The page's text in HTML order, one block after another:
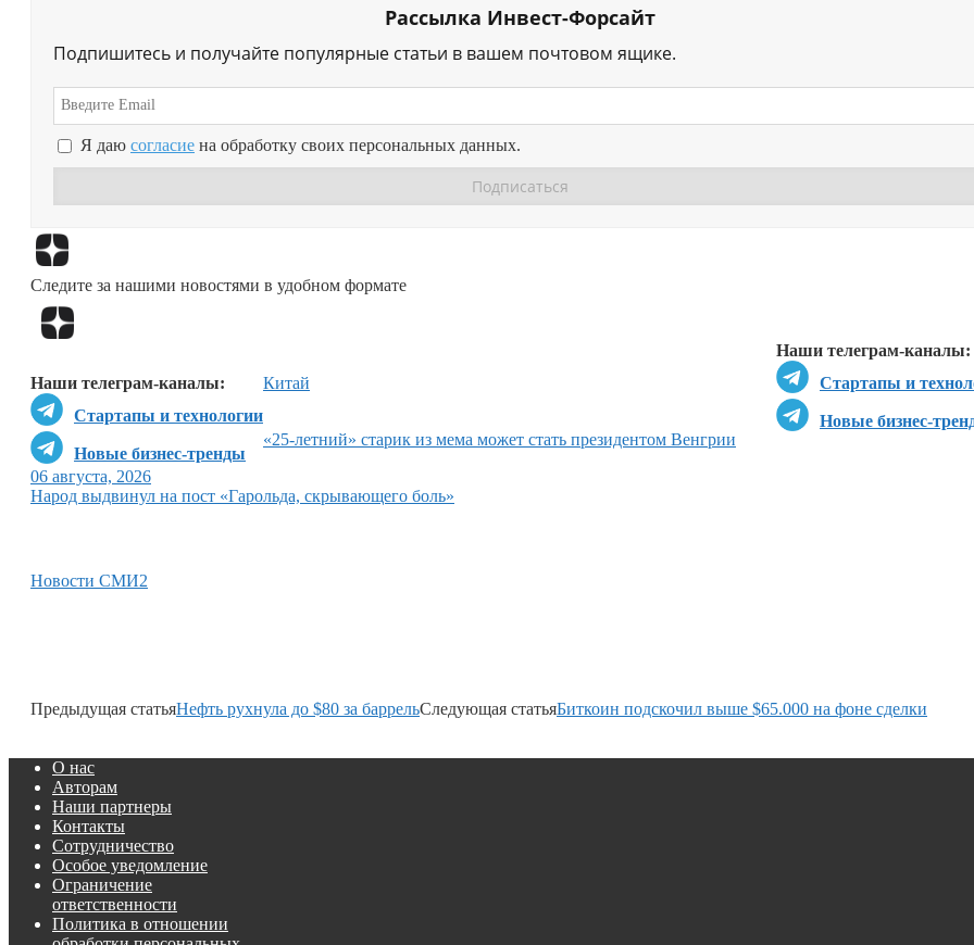
Рассылка Инвест-Форсайт
Подпишитесь и получайте популярные статьи в вашем почтовом ящике.
Я даю согласие на обработку своих персональных данных.
Следите за нашими новостями в удобном формате
Наши телеграм-каналы:
Стартапы и
Новые бизнес-
Наши телеграм-каналы:
Стартапы и технологии
Новые бизнес-тренды
Китай
«25-летний» старик из мема может стать президентом Венгрии
06 августа, 2026
Народ выдвинул на пост «Гарольда, скрывающего боль»
Новости СМИ2
Предыдущая статьяНефть рухнула до $80 за баррельСледующая статьяБиткоин подскочил выше $65.000 на фоне сделки
О нас
Авторам
Наши партнеры
Контакты
Сотрудничество
Особое уведомление
Ограничение
ответственности
Политика в отношении